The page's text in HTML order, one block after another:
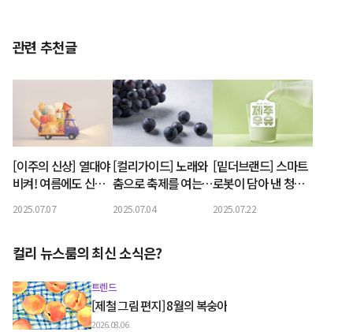
관련 추천글
[이주의 신상] 열대야
비켜! 여름에도 신선
2025.07.07
[컬리가이드] 노래와
춤으로 축제를 여는,
니다
2025.07.04
[밑더브랜드] 스마트
로봇이 담아 낸 청정
2025.07.22
컬리 뉴스룸의 최신 소식은?
트렌드
[제철 그림 편지] 8월의 복숭아
2026.08.06